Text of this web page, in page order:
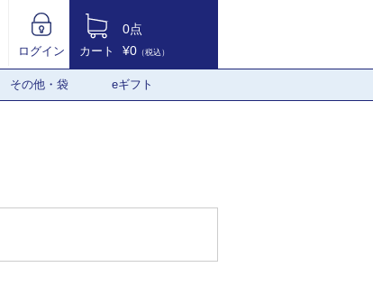
ログイン カート
0点
¥0 （税込）
その他・袋 eギフト